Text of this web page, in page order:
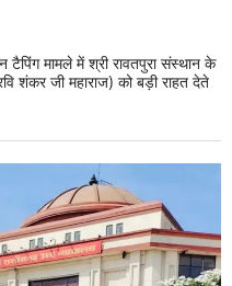
टैपिंग मामले में श्री रावतपुरा संस्थान के
शंकर जी महाराज) को बड़ी राहत देते